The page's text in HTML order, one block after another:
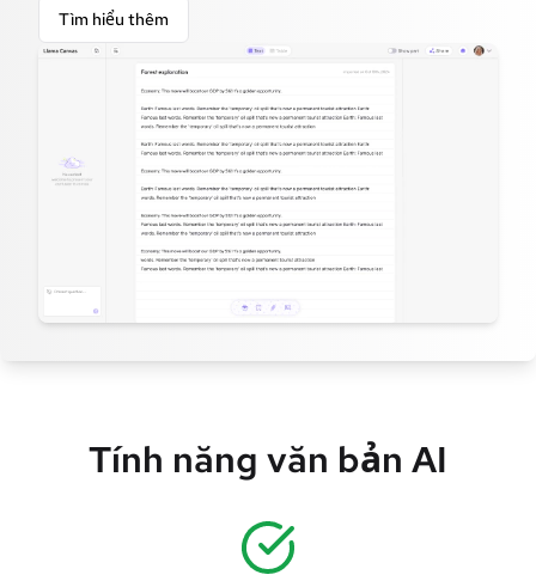
Tìm hiểu thêm
Tính năng văn bản AI